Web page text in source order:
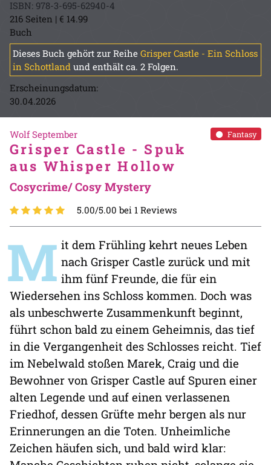
ISBN: 978-3-695-62940-4
216 Seiten | € 14.99
Buch
Dieses Buch gehört zur Reihe Grisper Castle - Ein Schloss
in Schottland und enthält ca. 2 Folgen.
Erscheinungsdatum:
30.04.2026
Fantasy
Wolf September
Grisper Castle - Spuk
aus Whisper Hollow
Cosycrime/ Cosy Mystery
5.00/5.00 bei 1 Reviews
M it dem Frühling kehrt neues Leben
nach Grisper Castle zurück und mit
ihm fünf Freunde, die für ein
Wiedersehen ins Schloss kommen. Doch was
als unbeschwerte Zusammenkunft beginnt,
führt schon bald zu einem Geheimnis, das tief
in die Vergangenheit des Schlosses reicht. Tief
im Nebelwald stoßen Marek, Craig und die
Bewohner von Grisper Castle auf Spuren einer
alten Legende und auf einen verlassenen
Friedhof, dessen Grüfte mehr bergen als nur
Erinnerungen an die Toten. Unheimliche
Zeichen häufen sich, und bald wird klar: